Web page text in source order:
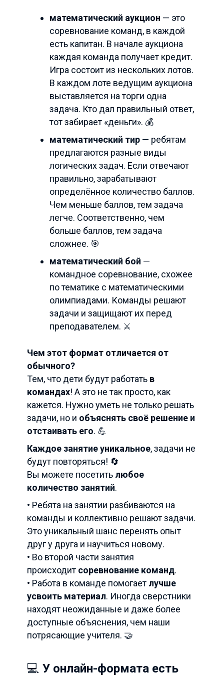
математический аукцион — это
соревнование команд, в каждой
есть капитан. В начале аукциона
каждая команда получает кредит.
Игра состоит из нескольких лотов.
В каждом лоте ведущим аукциона
выставляется на торги одна
задача. Кто дал правильный ответ,
тот забирает «деньги». 💰
математический тир — ребятам
предлагаются разные виды
логических задач. Если отвечают
правильно, зарабатывают
определённое количество баллов.
Чем меньше баллов, тем задача
легче. Соответственно, чем
больше баллов, тем задача
сложнее. 🎯
математический бой —
командное соревнование, схожее
по тематике с математическими
олимпиадами. Команды решают
задачи и защищают их перед
преподавателем. ⚔️
Чем этот формат отличается от
обычного?
Тем, что дети будут работать в
командах! А это не так просто, как
кажется. Нужно уметь не только решать
задачи, но и объяснять своё решение и
отстаивать его. 💪
Каждое занятие уникальное, задачи не
будут повторяться! 🔄
Вы можете посетить любое
количество занятий.
• Ребята на занятии разбиваются на
команды и коллективно решают задачи.
Это уникальный шанс перенять опыт
друг у друга и научиться новому.
• Во второй части занятия
происходит соревнование команд.
• Работа в команде помогает лучше
усвоить материал. Иногда сверстники
находят неожиданные и даже более
доступные объяснения, чем наши
потрясающие учителя. 🤝
💻 У онлайн-формата есть